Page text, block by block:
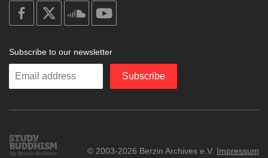
on
facebook
soundcloud
Subscribe to our newsletter
Enter
Subscribe
Study
Buddhism
© 2003-2026 Berzin Archives e.V. Impressum